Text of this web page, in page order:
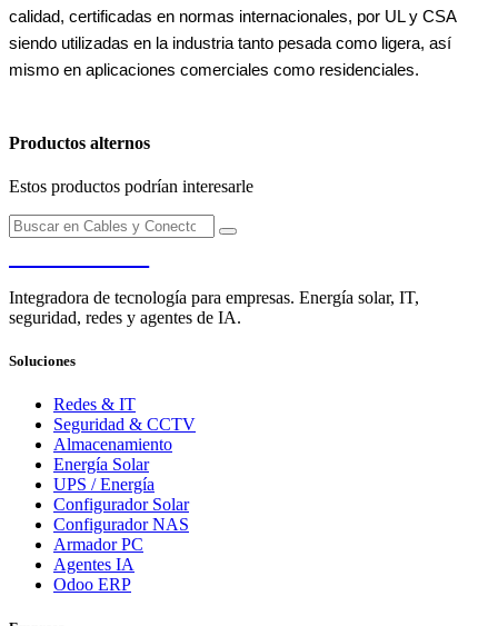
calidad, certificadas en normas internacionales, por UL y CSA
siendo utilizadas en la industria tanto pesada como ligera, así
mismo en aplicaciones comerciales como residenciales.
Productos alternos
Estos productos podrían interesarle
Integradora de tecnología para empresas. Energía solar, IT,
seguridad, redes y agentes de IA.
Soluciones
Redes & IT
Seguridad & CCTV
Almacenamiento
Energía Solar
UPS / Energía
Configurador Solar
Configurador NAS
Armador PC
Agentes IA
Odoo ERP